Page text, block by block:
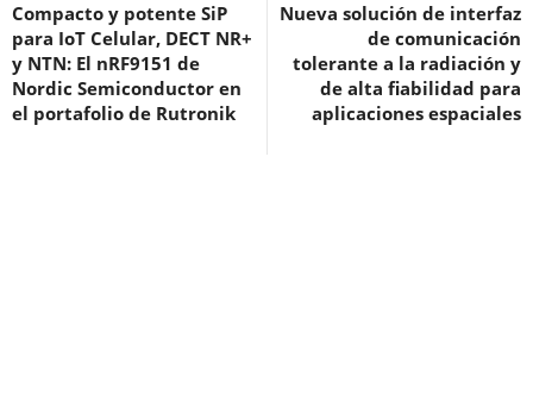
Compacto y potente SiP
para IoT Celular, DECT NR+
y NTN: El nRF9151 de
Nordic Semiconductor en
el portafolio de Rutronik
Nueva solución de interfaz
de comunicación
tolerante a la radiación y
de alta fiabilidad para
aplicaciones espaciales